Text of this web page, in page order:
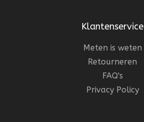
Klantenservice
Meten is weten
Retourneren
FAQ's
Privacy Policy